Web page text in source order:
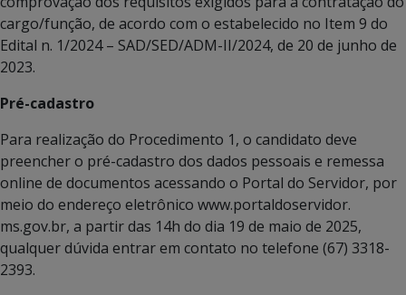
cargo/função, de acordo com o estabelecido no Item 9 do
Edital n. 1/2024 – SAD/SED/ADM-II/2024, de 20 de junho de
2023.
Pré-cadastro
Para realização do Procedimento 1, o candidato deve
preencher o pré-cadastro dos dados pessoais e remessa
online de documentos acessando o Portal do Servidor, por
meio do endereço eletrônico www.portaldoservidor.
ms.gov.br, a partir das 14h do dia 19 de maio de 2025,
qualquer dúvida entrar em contato no telefone (67) 3318-
2393.